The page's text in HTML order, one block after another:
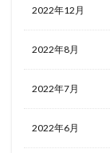
2022年12月
2022年8月
2022年7月
2022年6月